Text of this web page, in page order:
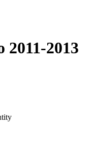
2011-2013